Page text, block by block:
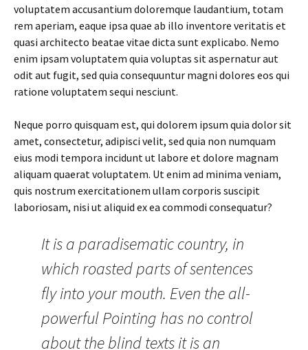
voluptatem accusantium doloremque laudantium, totam
rem aperiam, eaque ipsa quae ab illo inventore veritatis et
quasi architecto beatae vitae dicta sunt explicabo. Nemo
enim ipsam voluptatem quia voluptas sit aspernatur aut
odit aut fugit, sed quia consequuntur magni dolores eos qui
ratione voluptatem sequi nesciunt.
Neque porro quisquam est, qui dolorem ipsum quia dolor sit
amet, consectetur, adipisci velit, sed quia non numquam
eius modi tempora incidunt ut labore et dolore magnam
aliquam quaerat voluptatem. Ut enim ad minima veniam,
quis nostrum exercitationem ullam corporis suscipit
laboriosam, nisi ut aliquid ex ea commodi consequatur?
It is a paradisematic country, in
which roasted parts of sentences
fly into your mouth. Even the all-
powerful Pointing has no control
about the blind texts it is an